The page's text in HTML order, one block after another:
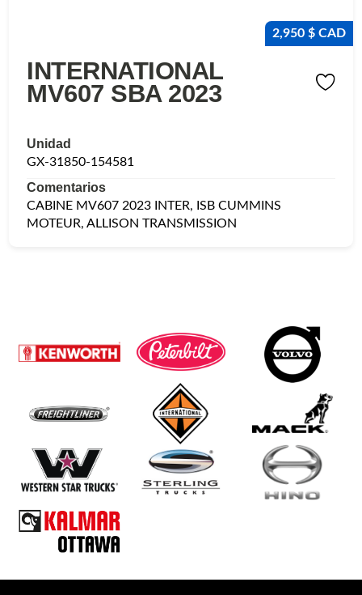
2,950 $ CAD
INTERNATIONAL
MV607 SBA 2023
Unidad
GX-31850-154581
Comentarios
CABINE MV607 2023 INTER, ISB CUMMINS
MOTEUR, ALLISON TRANSMISSION